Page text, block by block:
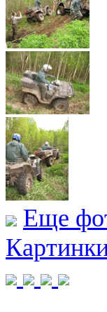
Еще